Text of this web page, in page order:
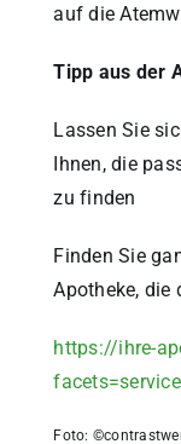
auf die
Tipp aus der
Lassen Sie
Ihnen, die
zu finden
Finden Sie
Apotheke, die
https://ihre-
Foto: